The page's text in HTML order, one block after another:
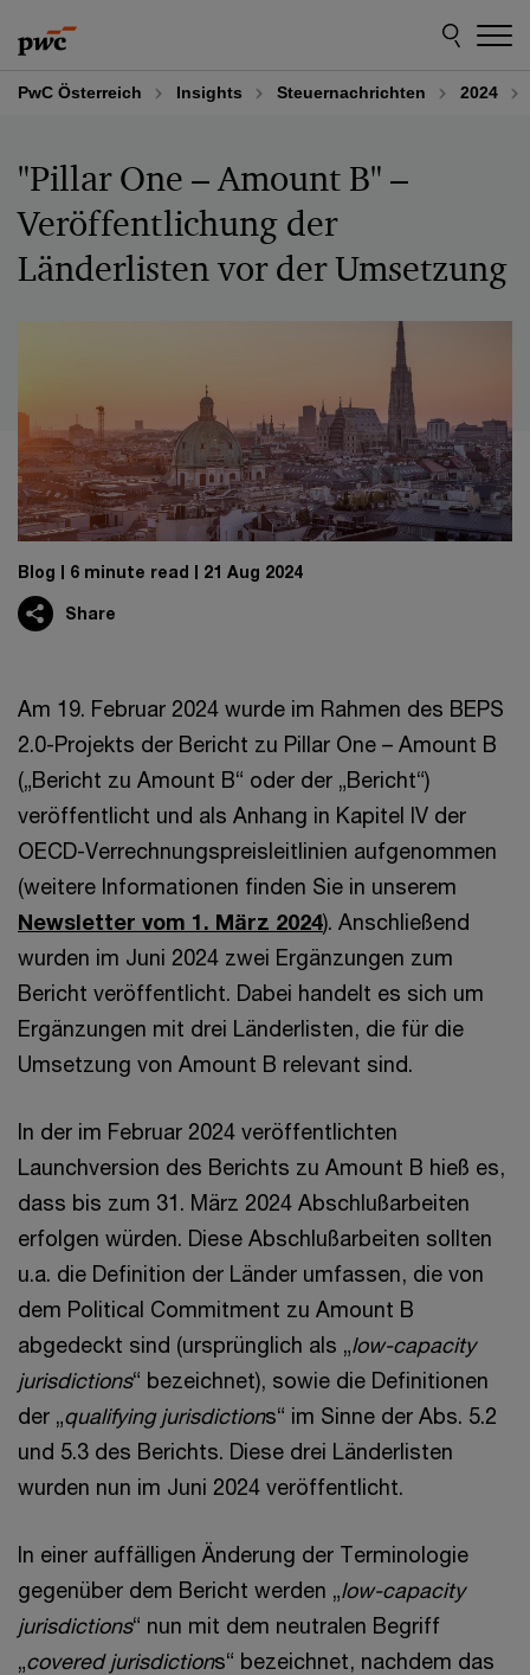
to
content
to
footer
PwC Österreich Insights Steuernachrichten 2024
"Pillar One – Amount B" –
Veröffentlichung der
Länderlisten vor der Umsetzung
Blog 6 minute read 21 Aug 2024
Share
Am 19. Februar 2024 wurde im Rahmen des BEPS
2.0-Projekts der Bericht zu Pillar One – Amount B
(„Bericht zu Amount B“ oder der „Bericht“)
veröffentlicht und als Anhang in Kapitel IV der
OECD-Verrechnungspreisleitlinien aufgenommen
(weitere Informationen finden Sie in unserem
Newsletter vom 1. März 2024). Anschließend
wurden im Juni 2024 zwei Ergänzungen zum
Bericht veröffentlicht. Dabei handelt es sich um
Ergänzungen mit drei Länderlisten, die für die
Umsetzung von Amount B relevant sind.
In der im Februar 2024 veröffentlichten
Launchversion des Berichts zu Amount B hieß es,
dass bis zum 31. März 2024 Abschlußarbeiten
erfolgen würden. Diese Abschlußarbeiten sollten
u.a. die Definition der Länder umfassen, die von
dem Political Commitment zu Amount B
abgedeckt sind (ursprünglich als „low-capacity
jurisdictions“ bezeichnet), sowie die Definitionen
der „qualifying jurisdictions“ im Sinne der Abs. 5.2
und 5.3 des Berichts. Diese drei Länderlisten
wurden nun im Juni 2024 veröffentlicht.
In einer auffälligen Änderung der Terminologie
gegenüber dem Bericht werden „low-capacity
jurisdictions“ nun mit dem neutralen Begriff
„covered jurisdictions“ bezeichnet, nachdem das